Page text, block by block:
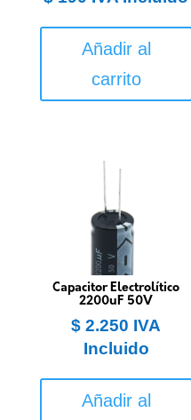
Añadir al
carrito
Capacitor Electrolítico
2200uF 50V
$ 2.250 IVA
Incluido
Añadir al